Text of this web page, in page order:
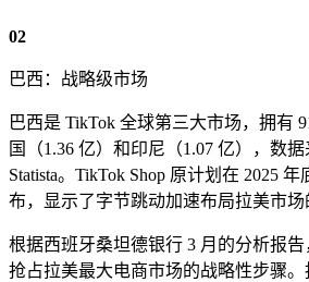
02
巴西：战略级市场
巴西是 TikTok 全球第三大市场，拥有
国（1.36 亿）和印尼（1.07 亿），数
Statista。TikTok Shop 原计划在 2025
布，显示了字节跳动加速布局拉美市场
根据西班牙桑坦德银行 3 月的分析报告
抢占拉美最大电商市场的战略性步骤。